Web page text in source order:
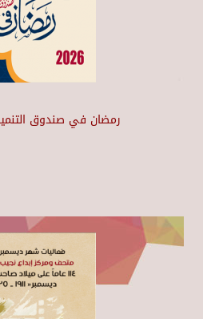
رمضان في صندوق التنمية